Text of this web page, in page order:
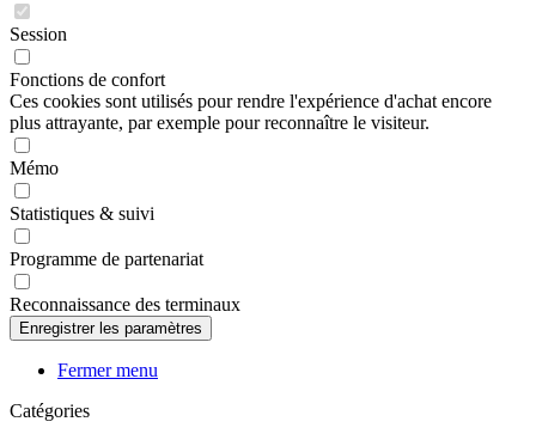
Session
Fonctions de confort
Ces cookies sont utilisés pour rendre l'expérience d'achat encore
plus attrayante, par exemple pour reconnaître le visiteur.
Mémo
Statistiques & suivi
Programme de partenariat
Reconnaissance des terminaux
Fermer menu
Catégories